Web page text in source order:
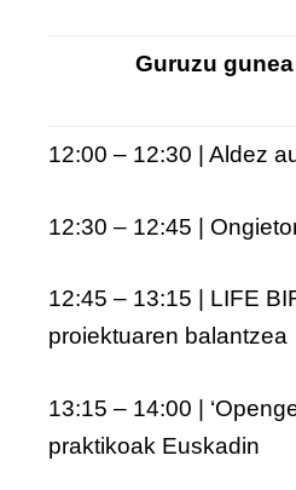
Guruzu
12:00 – 12:30 | Aldez
12:30 – 12:45 |
12:45 – 13:15 | LIFE
proiektuaren balantzea
13:15 – 14:00 |
praktikoak Euskadin